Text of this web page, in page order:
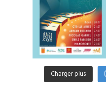
Charger plus